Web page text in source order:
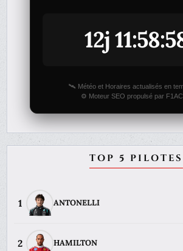
12j
🛰️ Météo et Horaires actualisés en
⚙️ Moteur SEO propulsé par
TOP 5 PILOTES
1 ANTONELLI
2 HAMILTON